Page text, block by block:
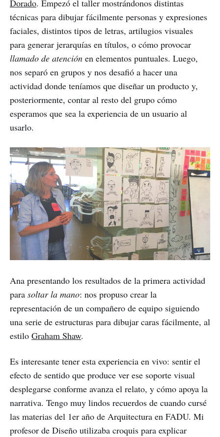
Dorado. Empezó el taller mostrándonos distintas
técnicas para dibujar fácilmente personas y expresiones
faciales, distintos tipos de letras, artilugios visuales
para generar jerarquías en títulos, o cómo provocar
llamado de atención en elementos puntuales. Luego,
nos separó en grupos y nos desafió a hacer una
actividad donde teníamos que diseñar un producto y,
posteriormente, contar al resto del grupo cómo
esperamos que sea la experiencia de un usuario al
usarlo.
Ana presentando los resultados de la primera actividad
para soltar la mano: nos propuso crear la
representación de un compañero de equipo siguiendo
una serie de estructuras para dibujar caras fácilmente, al
estilo Graham Shaw.
Es interesante tener esta experiencia en vivo: sentir el
efecto de sentido que produce ver ese soporte visual
desplegarse conforme avanza el relato, y cómo apoya la
narrativa. Tengo muy lindos recuerdos de cuando cursé
las materias del 1er año de Arquitectura en FADU. Mi
profesor de Diseño utilizaba croquis para explicar